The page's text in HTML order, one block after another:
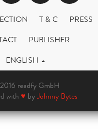
T & C
PRESS
PUBLISHER
ENGLISH
readfy GmbH
with ♥ byJohnny Bytes